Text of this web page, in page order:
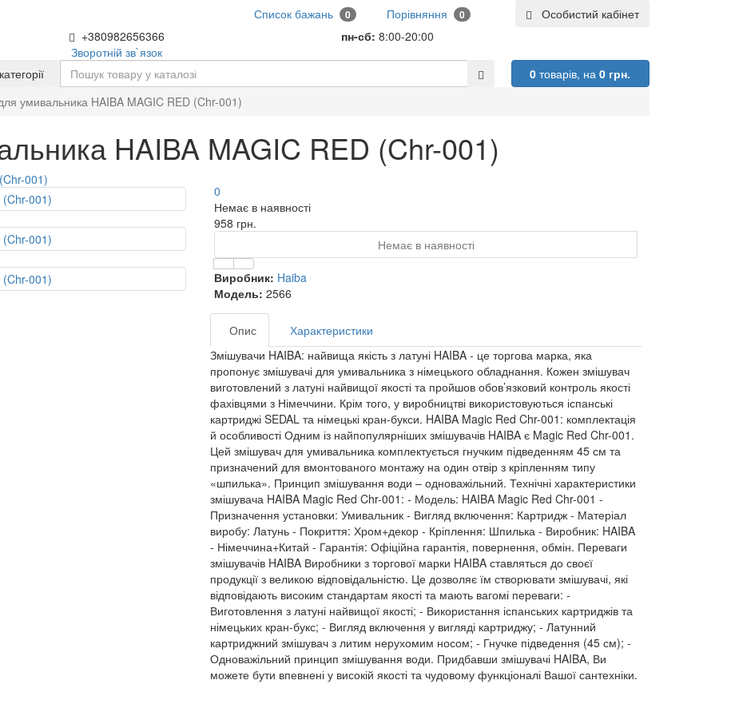
Особистий кабінет
Список бажань 0 Порівняння 0
+380982656366
Зворотній зв`язок
пн-сб: 8:00-20:00
0 товарів, на0 грн.
умивальника HAIBA MAGIC RED (Chr-001)
HAIBA MAGIC RED (Chr-001)
0
Немає в наявності
958 грн.
Немає в наявності
Виробник: Haiba
Модель: 2566
Опис
Характеристики
Змішувачи HAIBA: найвища якість з латуні HAIBA - це торгова марка, яка
пропонує змішувачі для умивальника з німецького обладнання. Кожен змішувач
виготовлений з латуні найвищої якості та пройшов обов’язковий контроль якості
фахівцями з Німеччини. Крім того, у виробництві використовуються іспанські
картриджі SEDAL та німецькі кран-букси. HAIBA Magic Red Chr-001: комплектація
й особливості Одним із найпопулярніших змішувачів HAIBA є Magic Red Chr-001.
Цей змішувач для умивальника комплектується гнучким підведенням 45 см та
призначений для вмонтованого монтажу на один отвір з кріпленням типу
«шпилька». Принцип змішування води – одноважільний. Технічні характеристики
змішувача HAIBA Magic Red Chr-001: - Модель: HAIBA Magic Red Chr-001 -
Призначення установки: Умивальник - Вигляд включення: Картридж - Матеріал
виробу: Латунь - Покриття: Хром+декор - Кріплення: Шпилька - Виробник: HAIBA
- Німеччина+Китай - Гарантія: Офіційна гарантія, повернення, обмін. Переваги
змішувачів HAIBA Виробники з торгової марки HAIBA ставляться до своєї
продукції з великою відповідальністю. Це дозволяє їм створювати змішувачі, які
відповідають високим стандартам якості та мають вагомі переваги: -
Виготовлення з латуні найвищої якості; - Використання іспанських картриджів та
німецьких кран-букс; - Вигляд включення у вигляді картриджу; - Латунний
картриджний змішувач з литим нерухомим носом; - Гнучке підведення (45 см); -
Одноважільний принцип змішування води. Придбавши змішувачі HAIBA, Ви
можете бути впевнені у високій якості та чудовому функціоналі Вашої сантехніки.